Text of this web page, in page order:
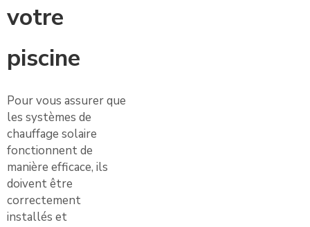
votre
piscine
Pour vous assurer que
les systèmes de
chauffage solaire
fonctionnent de
manière efficace, ils
doivent être
correctement
installés et